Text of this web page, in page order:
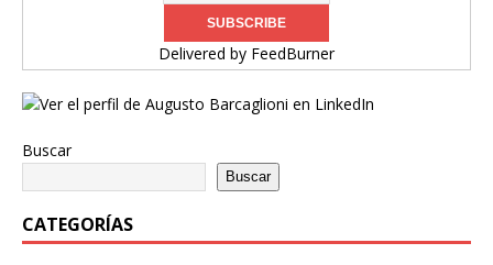
Delivered by FeedBurner
Buscar
Buscar
CATEGORÍAS